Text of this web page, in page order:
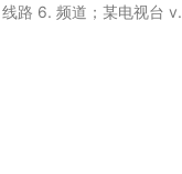
路 6. 频道；某电视台 v.